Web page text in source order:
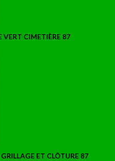
VERT CIMETIÈRE 87
ET CLÔTURE 87